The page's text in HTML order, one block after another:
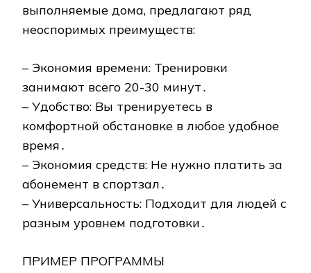
выполняемые дома, предлагают ряд
неоспоримых преимуществ:
– Экономия времени: Тренировки
занимают всего 20-30 минут․
– Удобство: Вы тренируетесь в
комфортной обстановке в любое удобное
время․
– Экономия средств: Не нужно платить за
абонемент в спортзал․
– Универсальность: Подходит для людей с
разным уровнем подготовки․
ПРИМЕР ПРОГРАММЫ